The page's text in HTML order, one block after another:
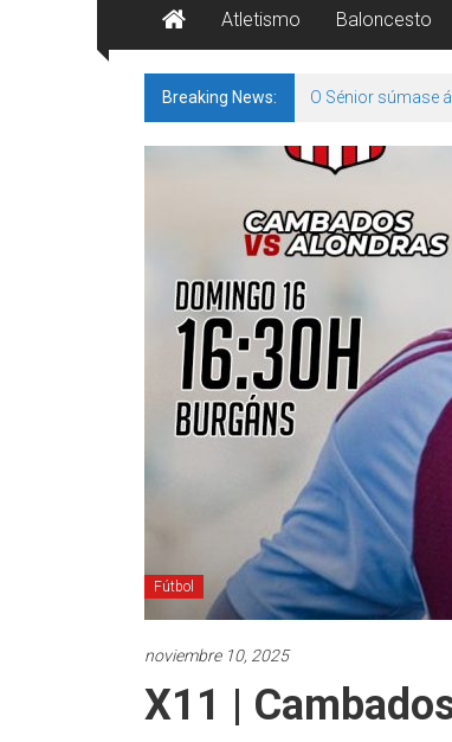
Atletismo Baloncesto
Breaking News: 142 bos motivos
Fútbol
noviembre 10, 2025
X11 |